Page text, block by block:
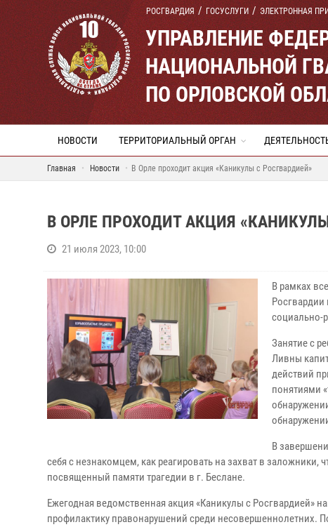
РОСГВАРДИЯ ГОСУСЛУГИ ЭЛЕКТРОННАЯ
УПРАВЛЕНИЕ
НАЦИОНАЛЬНОЙ
ПО ОРЛОВСКОЙ
НОВОСТИ ТЕРРИТОРИАЛЬНЫЙ ОРГАН
Главная Новости В Орле проходит акция «Каникулы с Росгвардией»
В ОРЛЕ ПРОХОДИТ АКЦИЯ
21 июля 2023, 10:00
В рамках
Росгвардии
социально-
Занятие с
Ливны
действий
понятиями
В
себя с незнакомцем, как реагировать на захват в заложники,
посвященный памяти трагедии в г. Беслане.
Ежегодная ведомственная акция «Каникулы с Росгвардией»
профилактику правонарушений среди несовершеннолетних.